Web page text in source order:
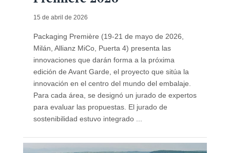
15 de abril de 2026
Packaging Première (19-21 de mayo de 2026,
Milán, Allianz MiCo, Puerta 4) presenta las
innovaciones que darán forma a la próxima
edición de Avant Garde, el proyecto que sitúa la
innovación en el centro del mundo del embalaje.
Para cada área, se designó un jurado de expertos
para evaluar las propuestas. El jurado de
sostenibilidad estuvo integrado ...